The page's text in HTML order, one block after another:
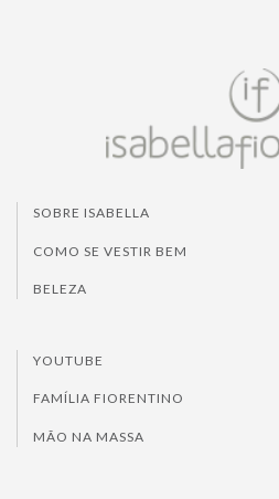
SOBRE ISABELLA
COMO SE VESTIR BEM
BELEZA
YOUTUBE
FAMÍLIA FIORENTINO
MÃO NA MASSA